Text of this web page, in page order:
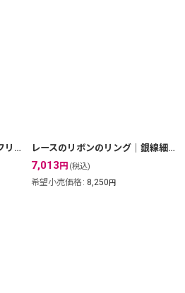
桜の花がワンポイントになるフリーサイズリング｜サクラ・SAKURAの花を銀線細工・フィリグリーで表現したチャーム【silver925】 レースのリボンのリング｜銀線細工・フィリグリーの透かしが美しいリボンがワンポイントのゴールドリング【金属アレルギーの方に配慮したニッケルフリー加工】
7,013 円 (税込)
希望小売価格 : 8,250円